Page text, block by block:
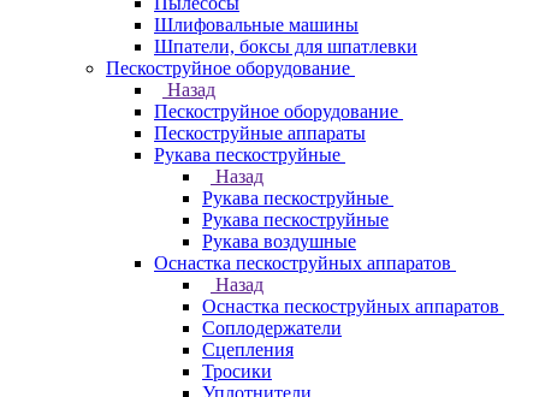
Шлифовальные машины
Шпатели, боксы для шпатлевки
Пескоструйное оборудование
Назад
Пескоструйное оборудование
Пескоструйные аппараты
Рукава пескоструйные
Назад
Рукава пескоструйные
Рукава пескоструйные
Рукава воздушные
Оснастка пескоструйных аппаратов
Назад
Оснастка пескоструйных аппаратов
Соплодержатели
Сцепления
Тросики
Уплотнители